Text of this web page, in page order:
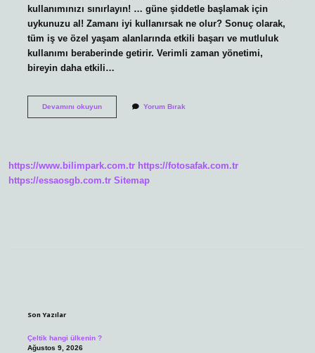
kullanımınızı sınırlayın! … güne şiddetle başlamak için
uykunuzu al! Zamanı iyi kullanırsak ne olur? Sonuç olarak,
tüm iş ve özel yaşam alanlarında etkili başarı ve mutluluk
kullanımı beraberinde getirir. Verimli zaman yönetimi,
bireyin daha etkili…
Devamını okuyunZamanı
Yorum Bırak
https://www.bilimpark.com.tr https://fotosafak.com.tr
https://essaosgb.com.tr Sitemap
Son Yazılar
Çeltik hangi ülkenin ?
Ağustos 9, 2026